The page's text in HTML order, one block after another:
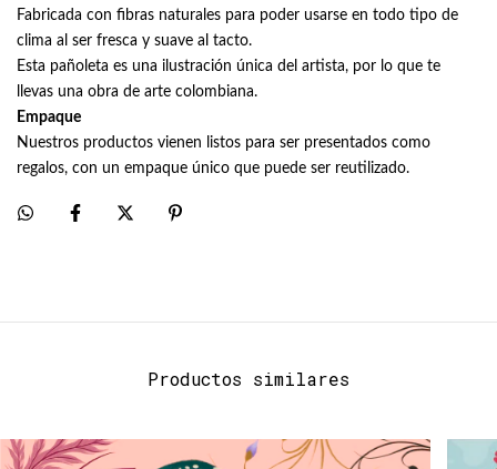
Fabricada con fibras naturales para poder usarse en todo tipo de
clima al ser fresca y suave al tacto.
Esta pañoleta es una ilustración única del artista, por lo que te
llevas una obra de arte colombiana.
Empaque
Nuestros productos vienen listos para ser presentados como
regalos, con un empaque único que puede ser reutilizado.
Productos similares